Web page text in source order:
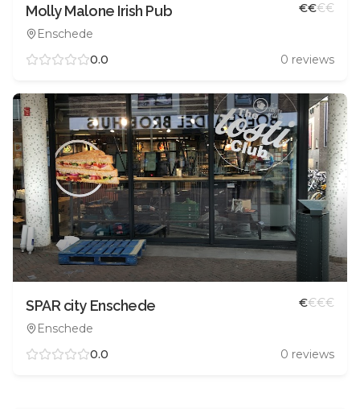
Molly Malone Irish Pub
Enschede
€€€€
0.0 0 reviews
SPAR city Enschede
Enschede
€€€€
0.0 0 reviews